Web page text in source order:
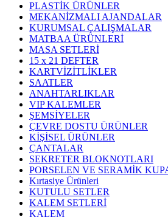
PLASTİK ÜRÜNLER
MEKANİZMALI AJANDALAR
KURUMSAL ÇALIŞMALAR
MATBAA ÜRÜNLERİ
MASA SETLERİ
15 x 21 DEFTER
KARTVİZİTLİKLER
SAATLER
ANAHTARLIKLAR
VIP KALEMLER
ŞEMSİYELER
ÇEVRE DOSTU ÜRÜNLER
KİŞİSEL ÜRÜNLER
ÇANTALAR
SEKRETER BLOKNOTLARI
PORSELEN VE SERAMİK
Kırtasiye Ürünleri
KUTULU SETLER
KALEM SETLERİ
KALEM